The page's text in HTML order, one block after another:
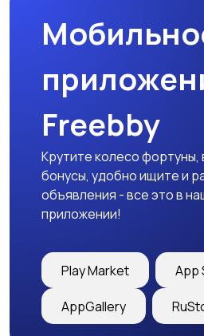
Freebby
Крутите колесо фортуны,
бонусы, удобно ищите и
объявления - все это в
приложении!
Play Market App
AppGallery